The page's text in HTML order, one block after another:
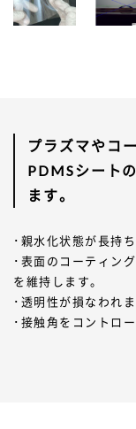
プラズマやコ
PDMSシート
ます。
･親水化状態が長持ち
･表面のコーティン
を維持します。
･透明性が損なわれま
･接触角をコントロ